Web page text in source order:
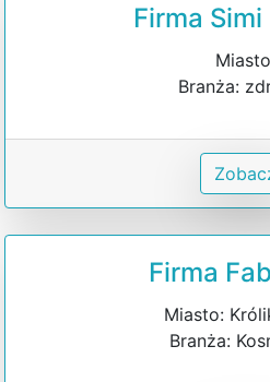
Firma
Branża:
Firma
Miasto:
Branża: